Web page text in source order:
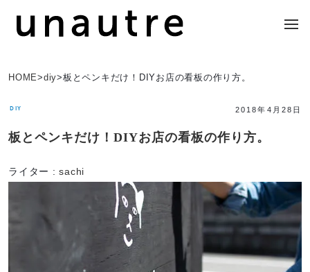
HOME>diy>板とペンキだけ！DIYお店の看板の作り方。
DIY 2018年4月28日
板とペンキだけ！DIYお店の看板の作り方。
ライター :sachi